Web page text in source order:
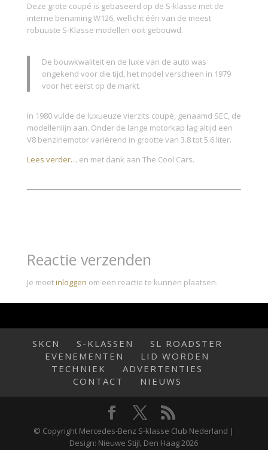
Deze grote coupé is gebaseerd op de S-klasse met de
interne benaming W126, wellicht één van de meest
robuuste S-Klasse modellen ooit gebouwd.
De bouwkwaliteit en de luxe van de auto was
ongekend voor die tijd, het model verscheen in 1979
voor het eerst op de markt.
In 1980 vulde de luxueuze vierzits coupé, genaamd SEC, de
modellenlijn aan. Onder de lange motorkap lag altijd een
V8 benzinemotor variërend in grootte van 3.8 tot 5.6 liter.
Lees verder… en met dank aan The Cool Cars.
Reactie verzenden
Je moetinloggen om een reactie te kunnen plaatsen.
SKCN S-KLASSEN
SL ROADSTER
EVENEMENTEN
LID WORDEN
TECHNIEK
ADVERTENTIES
CONTACT
NIEUWS
© Copyright Mercedes-Benz S-klasse Club Nederland |
Design: Nieuwe Stijl, Den Haag 2026